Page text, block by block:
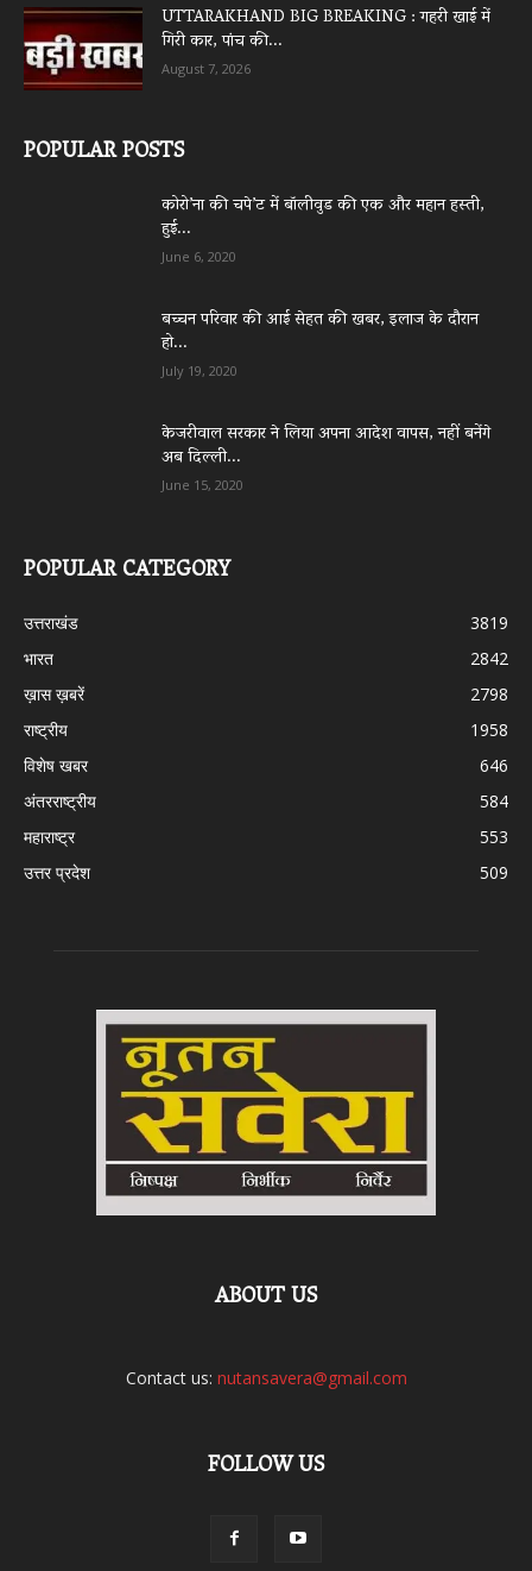
UTTARAKHAND BIG BREAKING : गहरी खाई में
गिरी कार, पांच की...
August 7, 2026
POPULAR POSTS
कोरो’ना की चपे’ट में बॉलीवुड की एक और महान हस्ती,
हुई...
June 6, 2020
बच्चन परिवार की आई सेहत की खबर, इलाज के दौरान
हो...
July 19, 2020
केजरीवाल सरकार ने लिया अपना आदेश वापस, नहीं बनेंगे
अब दिल्ली...
June 15, 2020
POPULAR CATEGORY
उत्तराखंड
3819
भारत
2842
ख़ास ख़बरें
2798
राष्ट्रीय
1958
विशेष खबर
646
अंतरराष्ट्रीय
584
महाराष्ट्र
553
उत्तर प्रदेश
509
ABOUT US
Contact us: nutansavera@gmail.com
FOLLOW US